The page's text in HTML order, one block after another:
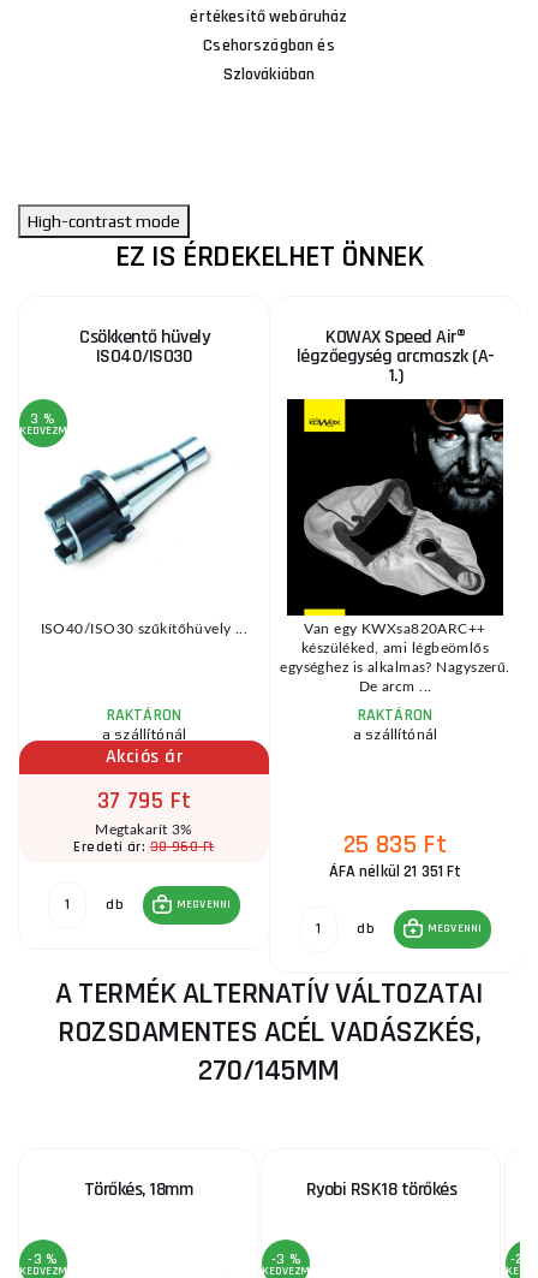
értékesítő webáruház
Csehországban és
Szlovákiában
High-contrast mode
EZ IS ÉRDEKELHET ÖNNEK
Csökkentő hüvely
ISO40/ISO30
3 %
KEDVEZMÉNY
ISO40/ISO30 szűkítőhüvely ...
RAKTÁRON
a szállítónál
Akciós ár
37 795 Ft
Megtakarít 3%
Eredeti ár:38 960 Ft
db MEGVENNI
KOWAX Speed Air®
légzőegység arcmaszk (A-
1.)
Van egy KWXsa820ARC++
készüléked, ami légbeömlős
egységhez is alkalmas? Nagyszerű.
De arcm ...
RAKTÁRON
a szállítónál
25 835 Ft
ÁFA nélkül 21 351 Ft
db MEGVENNI
A TERMÉK ALTERNATÍV VÁLTOZATAI
ROZSDAMENTES ACÉL VADÁSZKÉS,
270/145MM
Törőkés, 18mm
-3 %
KEDVEZMÉNY
Ryobi RSK18 törőkés
-3 %
KEDVEZMÉNY
-29